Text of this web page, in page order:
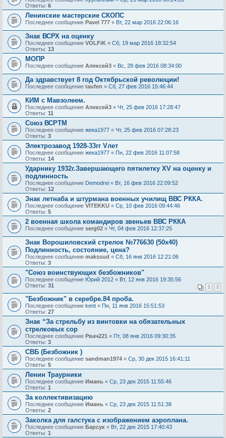
Ответы: 6
Ленинские мастерские СКОПС
Последнее сообщение Pavel 777 « Вт, 22 мар 2016 22:06:16
Знак ВСРХ на оценку
Последнее сообщение VOLFiK « Сб, 19 мар 2016 18:32:54
Ответы: 13
МОПР
Последнее сообщение Алексей3 « Вс, 28 фев 2016 08:34:00
Да здравствует 8 год Октябрьской революции!
Последнее сообщение taufen « Сб, 27 фев 2016 15:46:44
КИМ с Мавзолеем.
Последнее сообщение Алексей3 « Чт, 25 фев 2016 17:28:47
Ответы: 11
Союз ВСРТМ
Последнее сообщение жека1977 « Чт, 25 фев 2016 07:28:23
Ответы: 3
Электрозавод 1928-33гг Vлет
Последнее сообщение жека1977 « Пн, 22 фев 2016 11:07:58
Ответы: 14
Ударнику 1932г.Завершающего пятилетку XV на оценку и
подлинность
Последнее сообщение Demodrei « Вт, 16 фев 2016 22:09:52
Ответы: 12
Знак летнаба и штурмана военных училищ ВВС РККА.
Последнее сообщение VITEKKU « Ср, 10 фев 2016 09:44:46
Ответы: 5
2 военная школа командиров звеньев ВВС РККА
Последнее сообщение serg02 « Чт, 04 фев 2016 12:37:25
Знак Ворошиловский стрелок №776630 (50х40)
Подлинность, состояние, цена?
Последнее сообщение makssud « Сб, 16 янв 2016 12:21:06
Ответы: 3
"Союз воинствующих безбожников"
Последнее сообщение Юрий 2012 « Вт, 12 янв 2016 19:35:56
Ответы: 31 1 2
"Безбожник" в серебре.84 проба.
Последнее сообщение kent « Пн, 11 янв 2016 15:51:53
Ответы: 27
Знак “За стрельбу из винтовки на обязательных
стрелковых сор
Последнее сообщение Рвач221 « Пт, 08 янв 2016 09:30:35
Ответы: 3
СВБ (Безбожник )
Последнее сообщение sandman1974 « Ср, 30 дек 2015 16:41:11
Ответы: 5
Ленин Траурники
Последнее сообщение Имань « Ср, 23 дек 2015 11:55:46
Ответы: 1
За коллективизацию
Последнее сообщение Имань « Ср, 23 дек 2015 11:51:38
Ответы: 2
Заколка для галстука с изображением аэроплана.
Последнее сообщение Барсук « Вт, 22 дек 2015 17:40:43
Ответы: 1